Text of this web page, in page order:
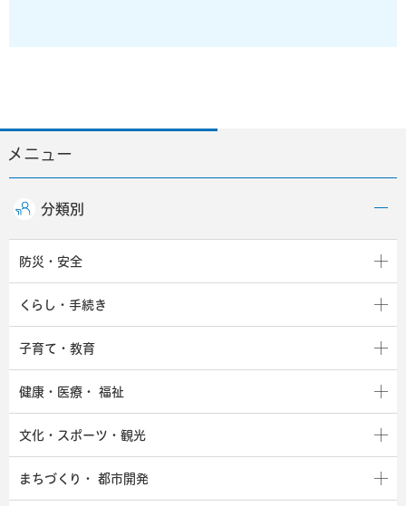
メニュー
分類別
防災・安全
くらし・手続き
子育て・教育
健康・医療・ 福祉
文化・スポーツ・観光
まちづくり・ 都市開発